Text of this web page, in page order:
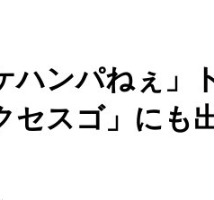
ハンパねぇ
スゴ」にも